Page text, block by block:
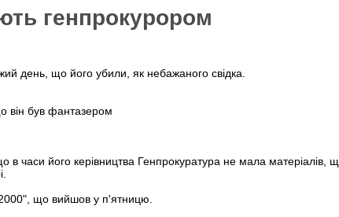
генпрокурором
день, що його убили, як небажаного свідка.
він був фантазером
в часи його керівництва Генпрокуратура не мала матеріалів,
що вийшов у п'ятницю.